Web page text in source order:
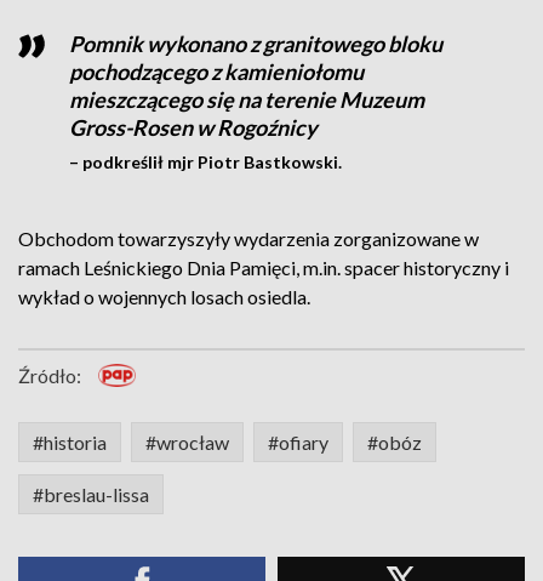
Pomnik wykonano z granitowego bloku
pochodzącego z kamieniołomu
mieszczącego się na terenie Muzeum
Gross-Rosen w Rogoźnicy
– podkreślił mjr Piotr Bastkowski.
Obchodom towarzyszyły wydarzenia zorganizowane w
ramach Leśnickiego Dnia Pamięci, m.in. spacer historyczny i
wykład o wojennych losach osiedla.
Źródło:
#historia #wrocław #ofiary #obóz
#breslau-lissa